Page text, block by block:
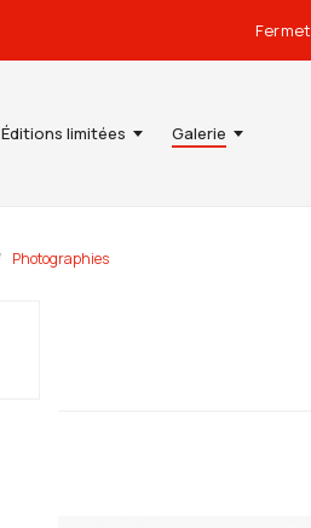
Éditions limitées Galerie
Photographies